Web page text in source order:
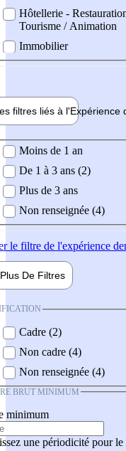
Hôtellerie -
Tourisme / Animation
Immobilier
filtres liés à l'Expérience
demandée
Moins de 1 an
De 1 à 3 ans (2)
Plus de 3 ans
Non renseignée (4)
le filtre de l'expérience
Plus De Filtres
Cadre (2)
Non cadre (4)
Non renseignée (4)
BRUT MINIMUM
minimum
une périodicité pour le